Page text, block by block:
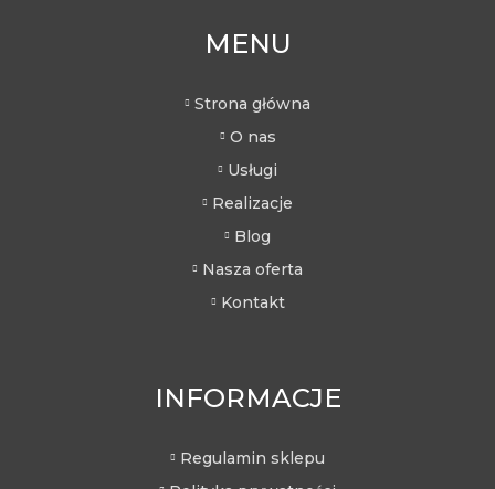
MENU
Strona główna
O nas
Usługi
Realizacje
Blog
Nasza oferta
Kontakt
INFORMACJE
Regulamin sklepu